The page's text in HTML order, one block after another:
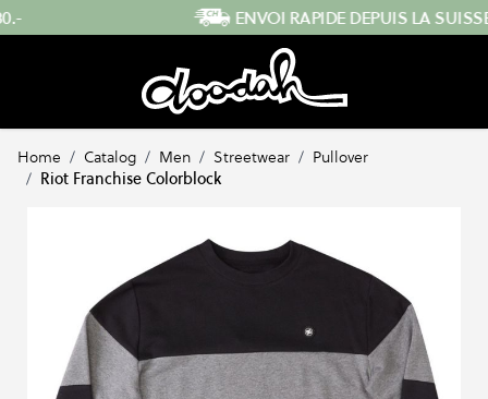
Skip to Content ENVOI RAPIDE DEPUIS LA SUISSE
Home / Catalog / Men / Streetwear / Pullover
/ Riot Franchise Colorblock